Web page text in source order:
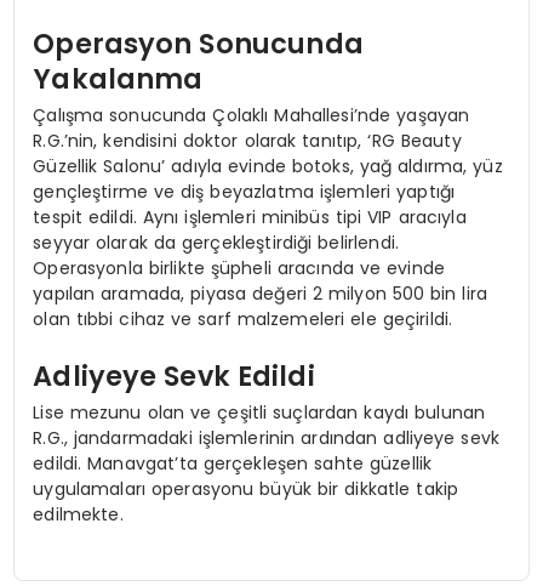
Operasyon Sonucunda
Yakalanma
Çalışma sonucunda Çolaklı Mahallesi’nde yaşayan
R.G.’nin, kendisini doktor olarak tanıtıp, ‘RG Beauty
Güzellik Salonu’ adıyla evinde botoks, yağ aldırma, yüz
gençleştirme ve diş beyazlatma işlemleri yaptığı
tespit edildi. Aynı işlemleri minibüs tipi VIP aracıyla
seyyar olarak da gerçekleştirdiği belirlendi.
Operasyonla birlikte şüpheli aracında ve evinde
yapılan aramada, piyasa değeri 2 milyon 500 bin lira
olan tıbbi cihaz ve sarf malzemeleri ele geçirildi.
Adliyeye Sevk Edildi
Lise mezunu olan ve çeşitli suçlardan kaydı bulunan
R.G., jandarmadaki işlemlerinin ardından adliyeye sevk
edildi. Manavgat’ta gerçekleşen sahte güzellik
uygulamaları operasyonu büyük bir dikkatle takip
edilmekte.